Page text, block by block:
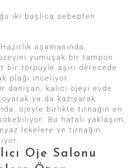
iki başlıca sebepten
Hazırlık aşamasında,
yumuşak bir tampon
törpüyle aşırı derecede
plağı inceliyor.
danışan, kalıcı ojeyi evde
ya da kazıyarak
ojeyle birlikte tırnağın en
Bu hatalı yaklaşım,
lekelere ve tırnağın
Oje Salonu